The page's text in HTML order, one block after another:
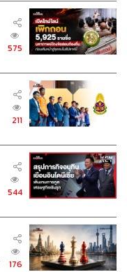
575
211
544
176